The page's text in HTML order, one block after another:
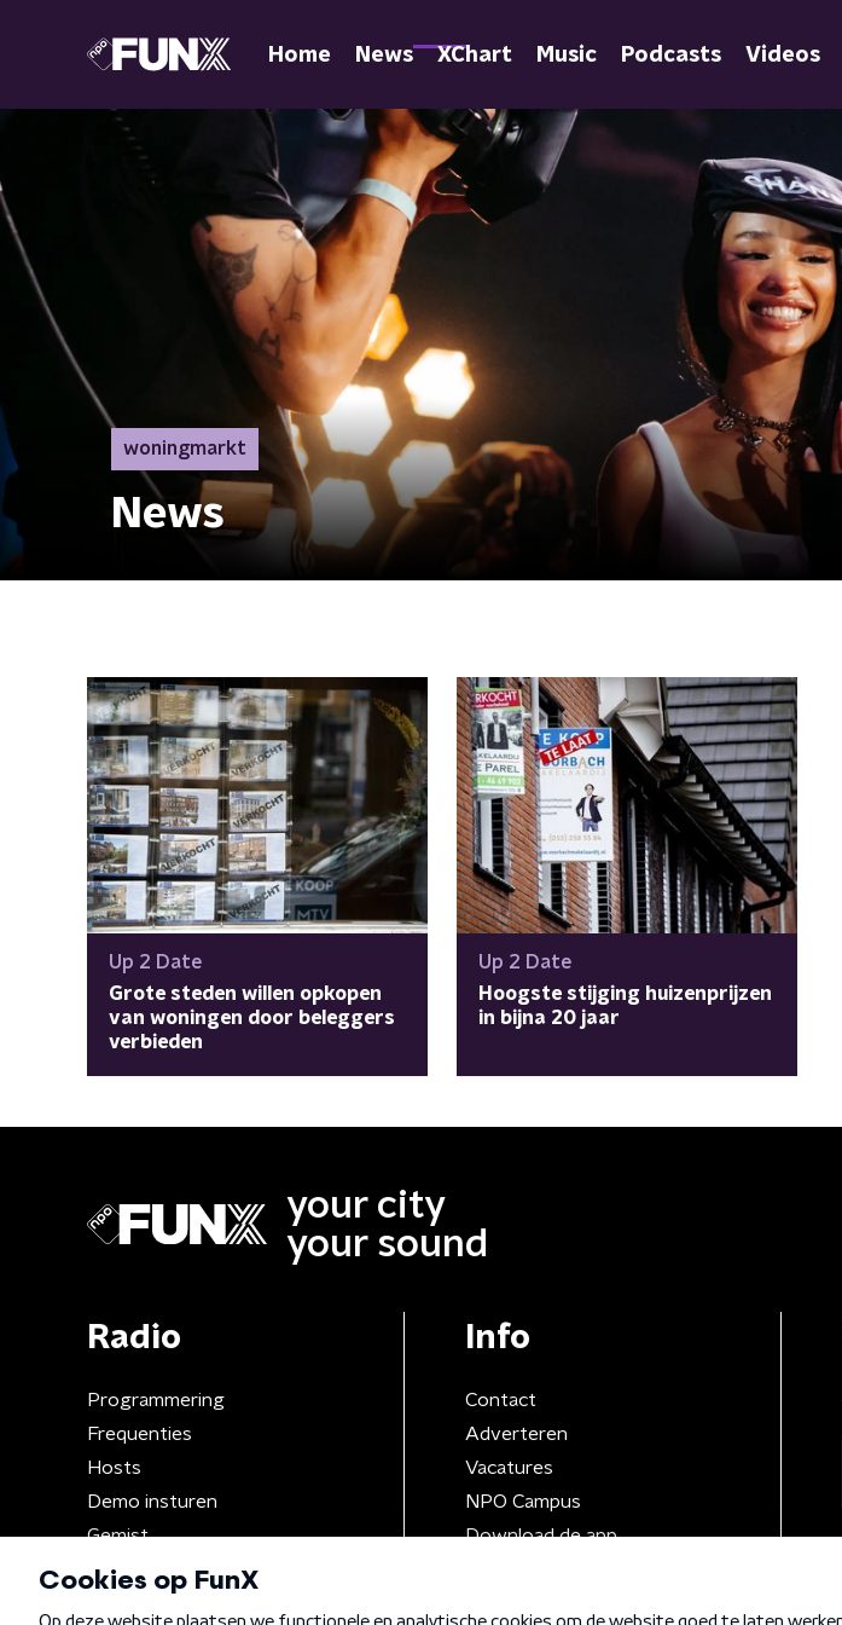
Home News XChart Music Podcasts Videos
woningmarkt
News
Up 2 Date
Grote steden willen opkopen
van woningen door beleggers
verbieden
Up 2 Date
Hoogste stijging huizenprijzen
in bijna 20 jaar
your city
your sound
Radio
Programmering
Frequenties
Hosts
Demo insturen
Gemist
Info
Contact
Adverteren
Vacatures
NPO Campus
Download de app